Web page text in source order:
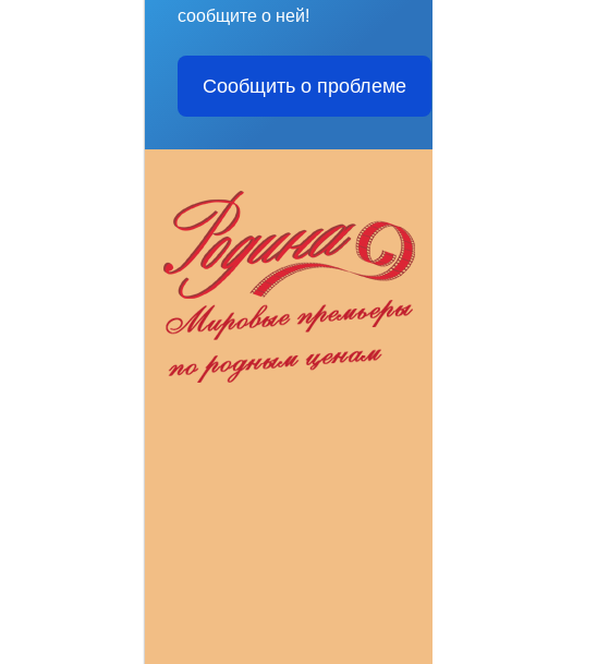
сообщите о ней!
Сообщить о проблеме